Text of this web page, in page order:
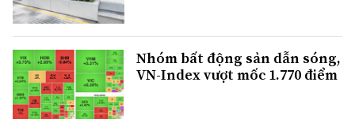
Nhóm bất động sản dẫn sóng,
VN-Index vượt mốc 1.770 điểm